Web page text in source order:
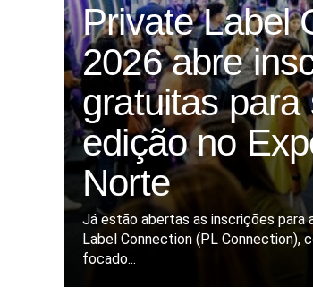
Private Label
2026 abre
gratuitas para
edição no
Norte
Já estão abertas as inscrições para
Label Connection (PL Connection),
focado...